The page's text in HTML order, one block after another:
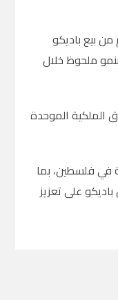
من بيع باديكو
ملحوظ خلال
بلغت حقوق الملكية الموحدة
في فلسطين، بما
على تعزيز